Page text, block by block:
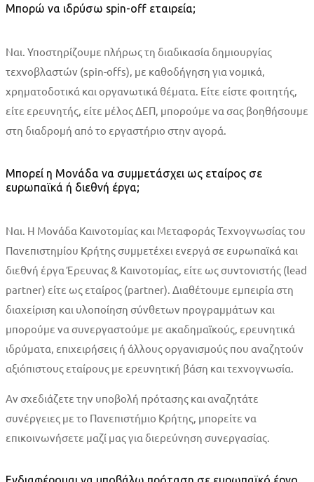
Μπορώ να ιδρύσω spin-off εταιρεία;
Ναι. Υποστηρίζουμε πλήρως τη διαδικασία δημιουργίας
τεχνοβλαστών (spin-offs), με καθοδήγηση για νομικά,
χρηματοδοτικά και οργανωτικά θέματα. Είτε είστε φοιτητής,
είτε ερευνητής, είτε μέλος ΔΕΠ, μπορούμε να σας βοηθήσουμε
στη διαδρομή από το εργαστήριο στην αγορά.
Μπορεί η Μονάδα να συμμετάσχει ως εταίρος σε
ευρωπαϊκά ή διεθνή έργα;
Ναι. Η Μονάδα Καινοτομίας και Μεταφοράς Τεχνογνωσίας του
Πανεπιστημίου Κρήτης συμμετέχει ενεργά σε ευρωπαϊκά και
διεθνή έργα Έρευνας & Καινοτομίας, είτε ως συντονιστής (lead
partner) είτε ως εταίρος (partner). Διαθέτουμε εμπειρία στη
διαχείριση και υλοποίηση σύνθετων προγραμμάτων και
μπορούμε να συνεργαστούμε με ακαδημαϊκούς, ερευνητικά
ιδρύματα, επιχειρήσεις ή άλλους οργανισμούς που αναζητούν
αξιόπιστους εταίρους με ερευνητική βάση και τεχνογνωσία.
Αν σχεδιάζετε την υποβολή πρότασης και αναζητάτε
συνέργειες με το Πανεπιστήμιο Κρήτης, μπορείτε να
επικοινωνήσετε μαζί μας για διερεύνηση συνεργασίας.